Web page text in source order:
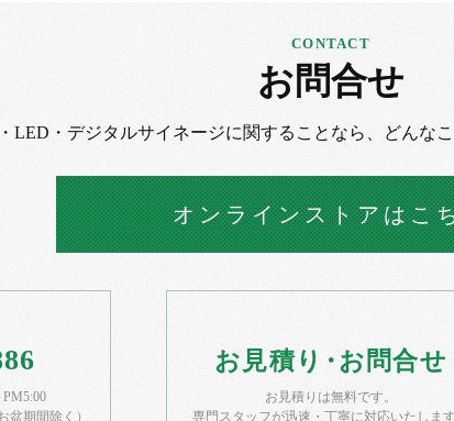
お問合せ
LED・デジタルサイネージに関することなら、 どんな
オンラインストアはこ
盆期間除く）
お 見積り・ お 問合せ
お見積りは無料です。
専門スタッフが迅速・丁寧に対応いたします